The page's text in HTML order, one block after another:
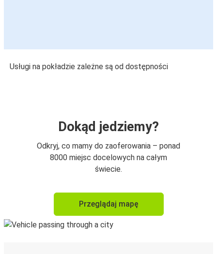
Usługi na pokładzie zależne są od dostępności
Dokąd jedziemy?
Odkryj, co mamy do zaoferowania – ponad
8000 miejsc docelowych na całym
świecie.
Przeglądaj mapę